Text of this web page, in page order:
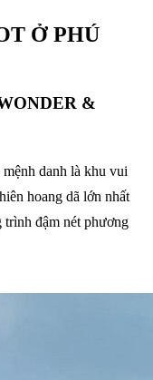
Ở PHÚ
&
danh là khu vui
hoang dã lớn nhất
trình đậm nét phương